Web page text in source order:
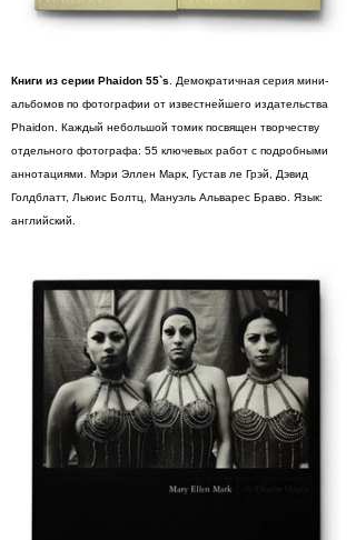
Книги из серии Phaidon 55`s . Демократичная серия мини-
альбомов по фотографии от известнейшего издательства
Phaidon. Каждый небольшой томик посвящен творчеству
отдельного фотографа: 55 ключевых работ с подробными
аннотациями. Мэри Эллен Марк, Густав ле Грэй, Дэвид
Голдблатт, Льюис Болтц, Мануэль Альварес Браво. Язык:
английский.